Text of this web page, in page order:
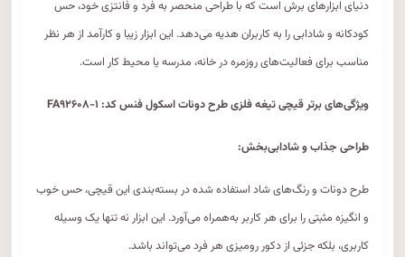
دنیای ابزارهای برش است که با طراحی منحصر به‌ فرد و فانتزی خود، حس
کودکانه و شادابی را به کاربران هدیه می‌دهد. این ابزار زیبا و کارآمد از هر نظر
مناسب برای فعالیت‌های روزمره در خانه، مدرسه یا محیط کار است.
ویژگی‌های برتر قیچی تیغه فلزی طرح دونات اسکول فنس کد: FA۹۲۶۰۸-۱
طراحی جذاب و شادابی‌بخش:
طرح دونات و رنگ‌های شاد استفاده شده در بسته‌بندی این قیچی، حس خوب
و انگیزه مثبتی را برای هر کاربر به‌همراه می‌آورد. این ابزار نه تنها یک وسیله
کاربری، بلکه جزئی از دکور رومیزی هر فرد می‌تواند باشد.